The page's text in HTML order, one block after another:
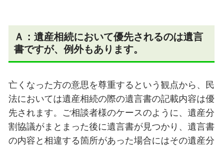
Ａ： 遺産相続において優先されるのは遺言
書ですが、例外もあります。
亡くなった方の意思を尊重するという観点から、民
法においては遺産相続の際の遺言書の記載内容は優
先されます。ご相談者様のケースのように、遺産分
割協議がまとまった後に遺言書が見つかり、遺言書
の内容と相違する箇所があった場合にはその遺産分